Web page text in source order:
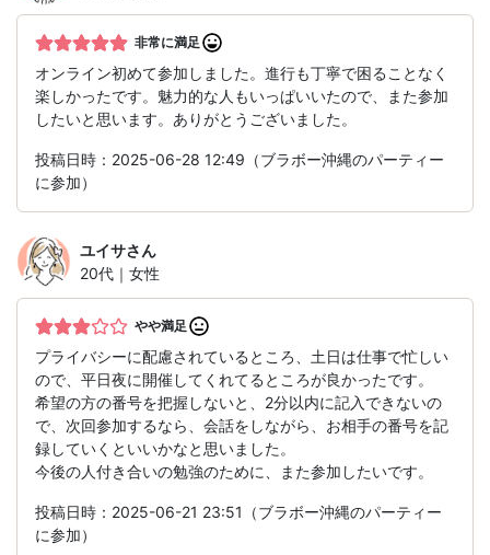
非常に満足
オンライン初めて参加しました。進行も丁寧で困ることなく
楽しかったです。魅力的な人もいっぱいいたので、また参加
したいと思います。ありがとうございました。
投稿日時：2025-06-28 12:49（ブラボー沖縄のパーティー
に参加）
ユイサさん
20代｜女性
やや満足
プライバシーに配慮されているところ、土日は仕事で忙しい
ので、平日夜に開催してくれてるところが良かったです。
希望の方の番号を把握しないと、2分以内に記入できないの
で、次回参加するなら、会話をしながら、お相手の番号を記
録していくといいかなと思いました。
今後の人付き合いの勉強のために、また参加したいです。
投稿日時：2025-06-21 23:51（ブラボー沖縄のパーティー
に参加）